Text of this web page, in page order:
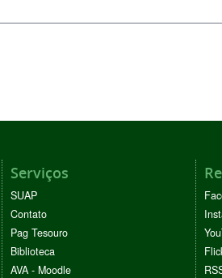
Serviços
SUAP
Contato
Pag Tesouro
Biblioteca
AVA - Moodle